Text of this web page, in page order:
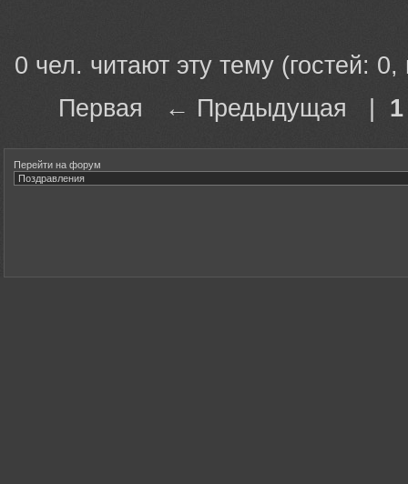
0 чел. читают эту тему (гостей:
Первая ← Предыдущая | 1
Перейти на форум